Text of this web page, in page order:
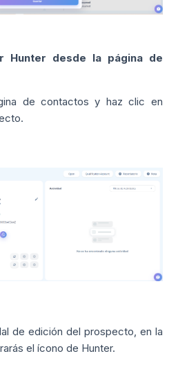
Hunter desde la página de
de contactos y haz clic en
de edición del prospecto, en la
el ícono de Hunter.